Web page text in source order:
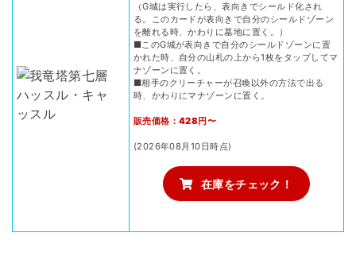
（G城は実行したら、表向きでシールド化され
る。このカードが表向きで自分のシールドゾーン
を離れる時、かわりに墓地に置く。）
■このG城が表向きで自分のシールドゾーンに置
かれた時、自分の山札の上から1枚をタップしてマ
ナゾーンに置く。
■相手のクリーチャーが召喚以外の方法で出る
時、かわりにマナゾーンに置く。
販売価格：428円〜
(2026年08月10日時点)
在庫をチェック！